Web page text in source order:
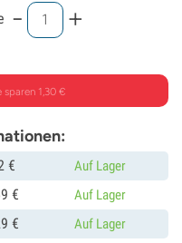
- +
sparen 1,30 €
€ Auf Lager
€ Auf Lager
€ Auf Lager